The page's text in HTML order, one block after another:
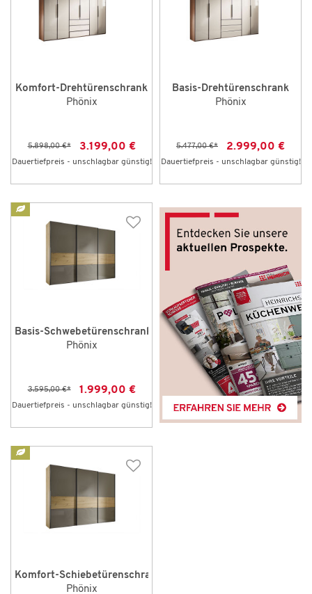
Komfort-Drehtürenschrank
Phönix
5.898,00 €* 3.199,00 €
Dauertiefpreis - unschlagbar günstig!
Basis-Drehtürenschrank
Phönix
5.477,00 €* 2.999,00 €
Dauertiefpreis - unschlagbar günstig!
Basis-Schwebetürenschrank
Phönix
3.595,00 €* 1.999,00 €
Dauertiefpreis - unschlagbar günstig!
Komfort-Schiebetürenschrank
Phönix